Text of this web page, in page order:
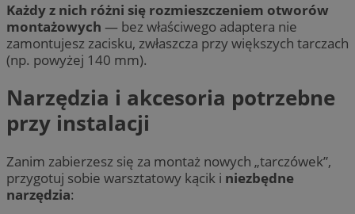
Każdy z nich różni się rozmieszczeniem otworów
montażowych — bez właściwego adaptera nie
zamontujesz zacisku, zwłaszcza przy większych tarczach
(np. powyżej 140 mm).
Narzędzia i akcesoria potrzebne
przy instalacji
Zanim zabierzesz się za montaż nowych „tarczówek”,
przygotuj sobie warsztatowy kącik i niezbędne
narzędzia: